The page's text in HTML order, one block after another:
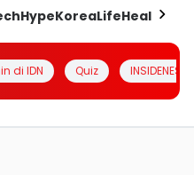
HypeKoreaLifeHealth
di IDN Quiz INSIDENESIA